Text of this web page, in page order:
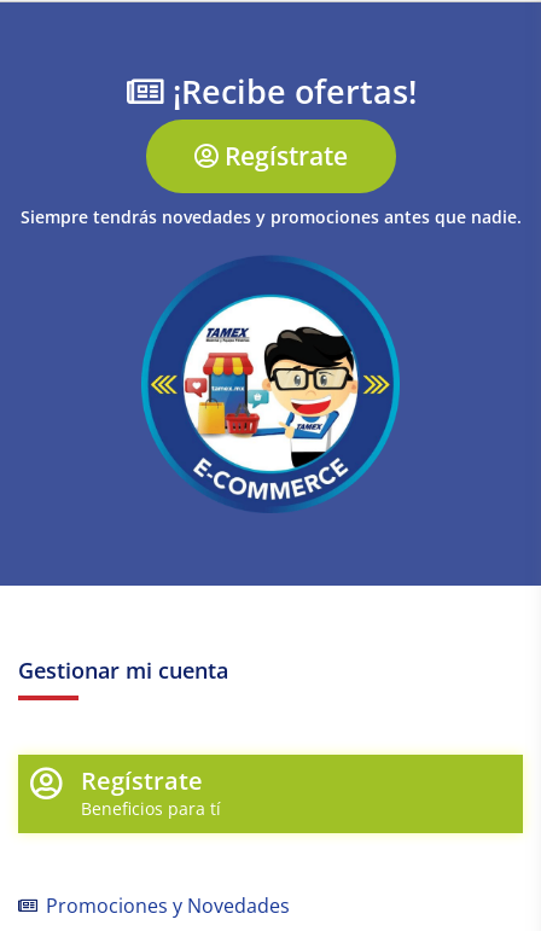
¡Recibe ofertas!
Regístrate
Siempre tendrás novedades y promociones antes que nadie.
Gestionar mi cuenta
Regístrate
Beneficios para tí
Promociones y Novedades